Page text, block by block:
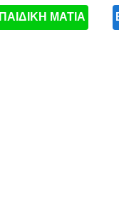
ΠΑΙΔΙΚΗ ΜΑΤΙΑ